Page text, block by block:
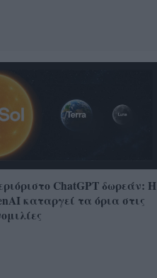
ChatGPT δωρεάν: Η
καταργεί τα όρια στις